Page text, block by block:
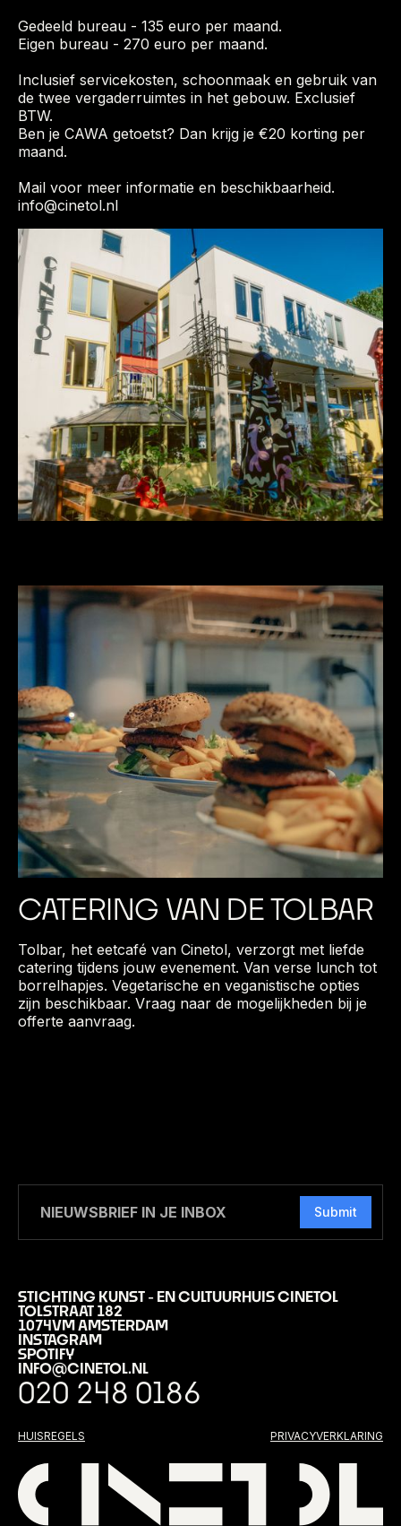
Gedeeld bureau - 135 euro per maand.
Eigen bureau - 270 euro per maand.
Inclusief servicekosten, schoonmaak en gebruik van
de twee vergaderruimtes in het gebouw. Exclusief
BTW.
Ben je CAWA getoetst? Dan krijg je €20 korting per
maand.
Mail voor meer informatie en beschikbaarheid.
info@cinetol.nl
CATERING VAN DE TOLBAR
Tolbar, het eetcafé van Cinetol, verzorgt met liefde
catering tijdens jouw evenement. Van verse lunch tot
borrelhapjes. Vegetarische en veganistische opties
zijn beschikbaar. Vraag naar de mogelijkheden bij je
offerte aanvraag.
Submit
STICHTING KUNST - EN CULTUURHUIS CINETOL
TOLSTRAAT 182
1074VM AMSTERDAM
INSTAGRAM
SPOTIFY
INFO@CINETOL.NL
020 248 0186
HUISREGELS PRIVACYVERKLARING